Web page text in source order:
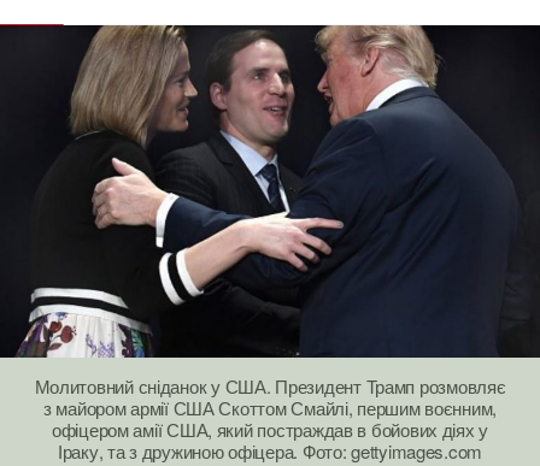
Молитовний сніданок у США. Президент Трамп розмовляє
з майором армії США Скоттом Смайлі, першим воєнним,
офіцером амії США, який постраждав в бойових діях у
Іраку, та з дружиною офіцера. Фото: gettyimages.com